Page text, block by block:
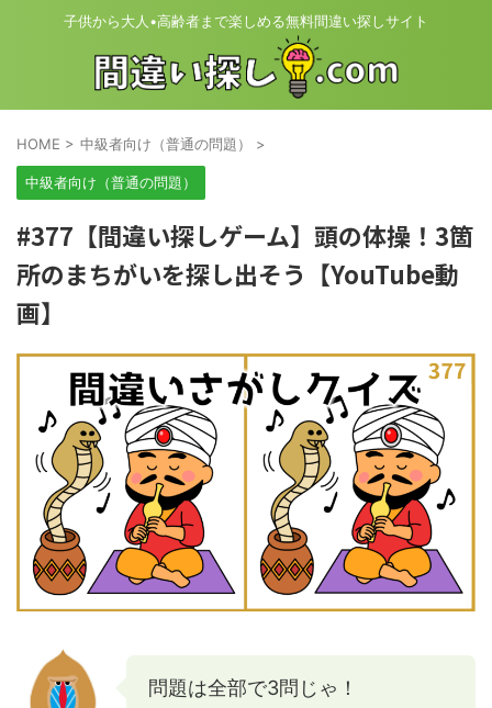
子供から大人•高齢者まで楽しめる無料間違い探しサイト
HOME > 中級者向け（普通の問題） >
中級者向け（普通の問題）
#377【間違い探しゲーム】頭の体操！3箇
所のまちがいを探し出そう【YouTube動
画】
問題は全部で3問じゃ！